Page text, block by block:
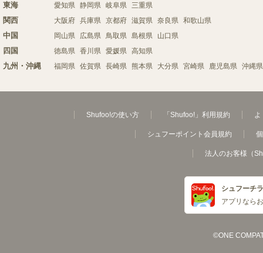
東海 愛知県 静岡県 岐阜県 三重県
関西 大阪府 兵庫県 京都府 滋賀県 奈良県 和歌山県
中国 岡山県 広島県 鳥取県 島根県 山口県
四国 徳島県 香川県 愛媛県 高知県
九州・沖縄 福岡県 佐賀県 長崎県 熊本県 大分県 宮崎県 鹿児島県 沖縄県
Shufoo!の使い方 「Shufoo!」利用規約 よ
シュフーポイント会員規約
法人のお客様（
シュフーチ
アプリなら
©ONE